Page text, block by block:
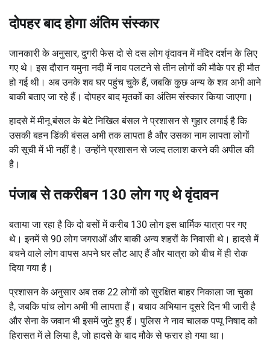
दोपहर बाद होगा अंतिम संस्कार
जानकारी के अनुसार, दुगरी फेस दो से दस लोग वृंदावन में मंदिर दर्शन के लिए
गए थे। इस दौरान यमुना नदी में नाव पलटने से तीन लोगों की मौके पर ही मौत
हो गई थी। अब उनके शव घर पहुंच चुके हैं, जबकि कुछ अन्य के शव अभी आने
बाकी बताए जा रहे हैं। दोपहर बाद मृतकों का अंतिम संस्कार किया जाएगा।
हादसे में मीनू बंसल के बेटे निखिल बंसल ने प्रशासन से गुहार लगाई है कि
उसकी बहन डिंकी बंसल अभी तक लापता है और उसका नाम लापता लोगों
की सूची में भी नहीं है। उन्होंने प्रशासन से जल्द तलाश करने की अपील की
है।
पंजाब से तकरीबन 130 लोग गए थे वृंदावन
बताया जा रहा है कि दो बसों में करीब 130 लोग इस धार्मिक यात्रा पर गए
थे। इनमें से 90 लोग जगराओं और बाकी अन्य शहरों के निवासी थे। हादसे में
बचने वाले लोग वापस अपने घर लौट आए हैं और यात्रा को बीच में ही रोक
दिया गया है।
प्रशासन के अनुसार अब तक 22 लोगों को सुरक्षित बाहर निकाला जा चुका
है, जबकि पांच लोग अभी भी लापता हैं। बचाव अभियान दूसरे दिन भी जारी है
और सेना के जवान भी इसमें जुटे हुए हैं। पुलिस ने नाव चालक पप्पू निषाद को
हिरासत में ले लिया है, जो हादसे के बाद मौके से फरार हो गया था।